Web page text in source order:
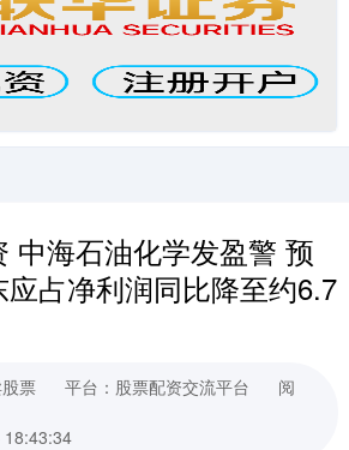
中海石油化学发盈警 预
占净利润同比降至约6.7
票 平台：股票配资交流平台
阅